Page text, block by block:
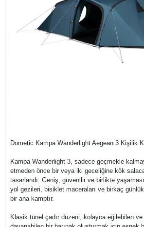
Dometic Kampa Wanderlight Aegean 3 Kişilik
Kampa Wanderlight 3, sadece geçmekle
etmeden önce bir veya iki geceliğine kök
tasarlandı. Geniş, güvenilir ve birlikte
yol gezileri, bisiklet maceraları ve birkaç
bir ana kamptır.
Klasik tünel çadır düzeni, kolayca eğilebilen